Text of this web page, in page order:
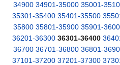
34900 34901-35000 35001-
35301-35400 35401-35500
35800 35801-35900 35901-
36201-36300 36301-36400
36700 36701-36800 36801-
37101-37200 37201-37300